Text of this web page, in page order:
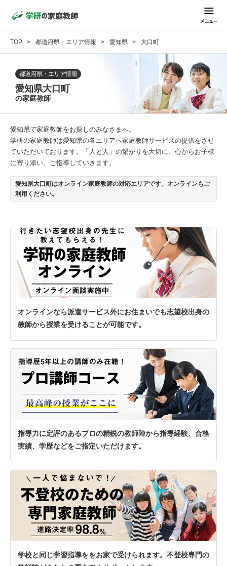
TOP 都道府県・エリア情報 愛知県 大口町
都道府県・エリア情報
愛知県大口町
の家庭教師
愛知県で家庭教師をお探しのみなさまへ。
学研の家庭教師は愛知県の各エリアへ家庭教師サービスの提供をさせ
ていただいております。「人と人」の繋がりを大切に、心からお子様
に寄り添い、ご指導していきます。
愛知県大口町はオンライン家庭教師の対応エリアです。オンラインもご
利用ください。
オンラインなら派遣サービス外にお住まいでも志望校出身の
教師から授業を受けることが可能です。
指導力に定評のあるプロの精鋭の教師陣から指導経験、合格
実績、学歴などをご指定いただけます。
学校と同じ学習指導ををお家で受けられます。不登校専門の